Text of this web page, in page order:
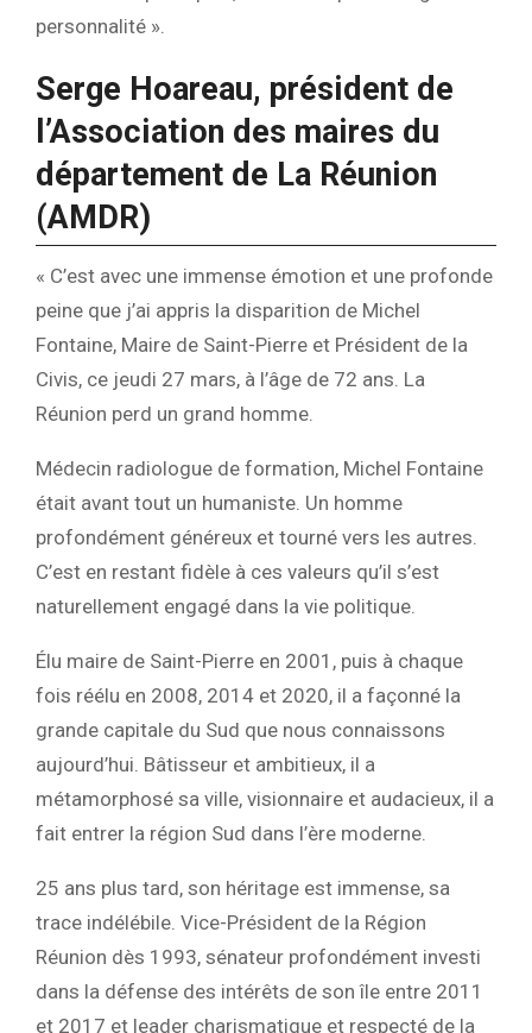
personnalité ».
Serge Hoareau, président de
l’Association des maires du
département de La Réunion
(AMDR)
« C’est avec une immense émotion et une profonde
peine que j’ai appris la disparition de Michel
Fontaine, Maire de Saint-Pierre et Président de la
Civis, ce jeudi 27 mars, à l’âge de 72 ans. La
Réunion perd un grand homme.
Médecin radiologue de formation, Michel Fontaine
était avant tout un humaniste. Un homme
profondément généreux et tourné vers les autres.
C’est en restant fidèle à ces valeurs qu’il s’est
naturellement engagé dans la vie politique.
Élu maire de Saint-Pierre en 2001, puis à chaque
fois réélu en 2008, 2014 et 2020, il a façonné la
grande capitale du Sud que nous connaissons
aujourd’hui. Bâtisseur et ambitieux, il a
métamorphosé sa ville, visionnaire et audacieux, il a
fait entrer la région Sud dans l’ère moderne.
25 ans plus tard, son héritage est immense, sa
trace indélébile. Vice-Président de la Région
Réunion dès 1993, sénateur profondément investi
dans la défense des intérêts de son île entre 2011
et 2017 et leader charismatique et respecté de la